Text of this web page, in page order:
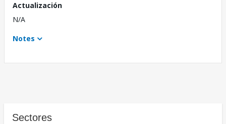
Actualización
N/A
Notes
Sectores